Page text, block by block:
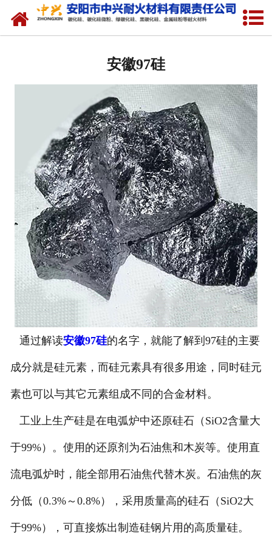
网站首页
安徽绿碳化硅微粉
安徽碳化硅微粉
安徽绿碳化硅
安徽黑碳化硅
安徽焦粉
安徽中兴耐火材料
安徽97硅
通过解读安徽97硅的名字，就能了解到97硅的主要
成分就是硅元素，而硅元素具有很多用途，同时硅元
素也可以与其它元素组成不同的合金材料。
工业上生产硅是在电弧炉中还原硅石（SiO2含量大
于99%）。使用的还原剂为石油焦和木炭等。使用直
流电弧炉时，能全部用石油焦代替木炭。石油焦的灰
分低（0.3%～0.8%），采用质量高的硅石（SiO2大
于99%），可直接炼出制造硅钢片用的高质量硅。